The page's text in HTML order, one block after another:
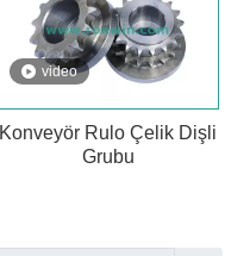
video
Konveyör Rulo Çelik Dişli
Grubu